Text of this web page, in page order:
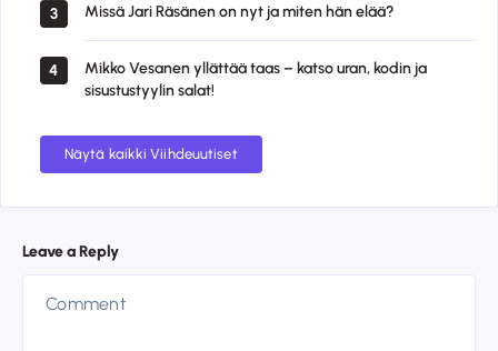
3 Missä Jari Räsänen on nyt ja miten hän elää?
4
Mikko Vesanen yllättää taas – katso uran, kodin ja
sisustustyylin salat!
Näytä kaikki Viihdeuutiset
Leave a Reply